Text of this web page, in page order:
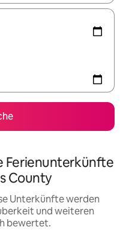
Ferienunterkünfte
County
Unterkünfte werden
und weiteren
bewertet.